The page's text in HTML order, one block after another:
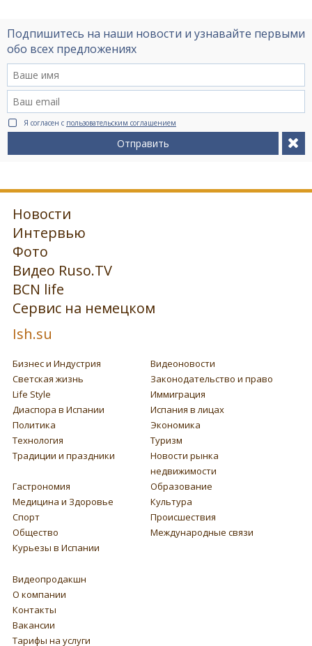
Подпишитесь на наши новости и узнавайте первыми
обо всех предложениях
Я согласен с пользовательским соглашением
Отправить
Новости
Интервью
Фото
Видео Ruso.TV
BCN life
Сервис на немецком
Ish.su
Бизнес и Индустрия
Видеоновости
Светская жизнь
Законодательство и право
Life Style
Иммиграция
Диаспора в Испании
Испания в лицах
Политика
Экономика
Технология
Туризм
Традиции и праздники
Новости рынка
недвижимости
Гастрономия
Образование
Медицина и Здоровье
Культура
Спорт
Происшествия
Общество
Международные связи
Курьезы в Испании
Видеопродакшн
О компании
Контакты
Вакансии
Тарифы на услуги